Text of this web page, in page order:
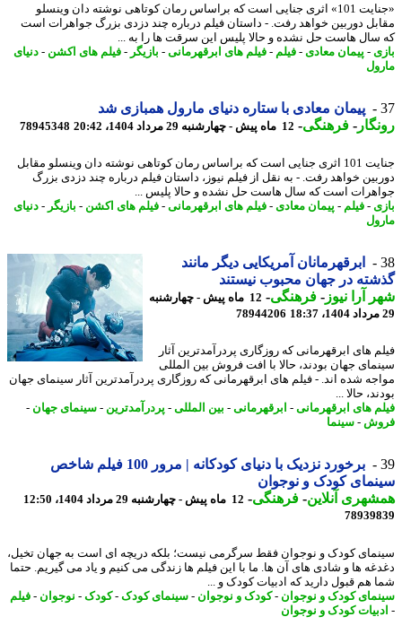
«جنایت 101» اثری جنایی است که براساس رمان کوتاهی نوشته دان وینسلو
دوربین خواهد رفت. - داستان فیلم درباره چند دزدی بزرگ جواهرات است
هاست حل نشده و حالا پلیس این سرقت ها را به ...
- پیمان معادی-فیلم -فیلم های ابرقهرمانی-بازیگر-فیلم های اکشن-دنیای
پیمان معادی با ستاره دنیای مارول همبازی شد
-فرهنگی-12 ماه پیش - چهارشنبه 29 مرداد 1404، 20:42 78945348
جنایت 101 اثری جنایی است که براساس رمان کوتاهی نوشته دان وینسلو مقابل
خواهد رفت. - به نقل از فیلم نیوز، داستان فیلم درباره چند دزدی بزرگ
است که سال هاست حل نشده و حالا پلیس ...
- فیلم -پیمان معادی-فیلم های ابرقهرمانی-فیلم های اکشن-بازیگر-دنیای
ابرقهرمانان آمریکایی دیگر مانند
در جهان محبوب نیستند
آرا نیوز-فرهنگی-
12 ماه پیش - چهارشنبه
78944206
های ابرقهرمانی که روزگاری پردرآمدترین آثار
جهان بودند، حالا با افت فروش بین المللی
شده اند. - فیلم های ابرقهرمانی که روزگاری پردرآمدترین آثار سینمای جهان
حالا ...
های ابرقهرمانی-ابرقهرمانی-بین المللی-پردرآمدترین- سینمای جهان-
-سینما
برخورد نزدیک با دنیای کودکانه | مرور 100 فیلم شاخص
کودک و نوجوان
آنلاین-فرهنگی-12 ماه پیش - چهارشنبه 29 مرداد 1404، 12:50
کودک و نوجوان فقط سرگرمی نیست؛ بلکه دریچه ای است به جهان تخیل،
ها و شادی های آن ها. ما با این فیلم ها زندگی می کنیم و یاد می گیریم. حتما
هم قبول دارید که ادبیات کودک و ...
کودک و نوجوان- کودک و نوجوان- سینمای کودک-کودک-نوجوان- فیلم
کودک و نوجوان